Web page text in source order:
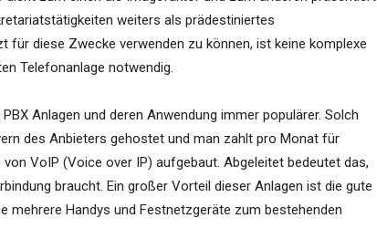
weiters als prädestiniertes
für diese Zwecke verwenden zu können, ist keine komplexe
Telefonanlage notwendig.
Anlagen und deren Anwendung immer populärer. Solch
des Anbieters gehostet und man zahlt pro Monat für
VoIP (Voice over IP) aufgebaut. Abgeleitet bedeutet das,
braucht. Ein großer Vorteil dieser Anlagen ist die gute
mehrere Handys und Festnetzgeräte zum bestehenden